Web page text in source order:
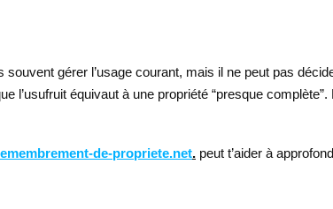
gérer l’usage courant, mais il ne peut pas
l’usufruit équivaut à une propriété “presque
de-propriete.net. peut t’aider à